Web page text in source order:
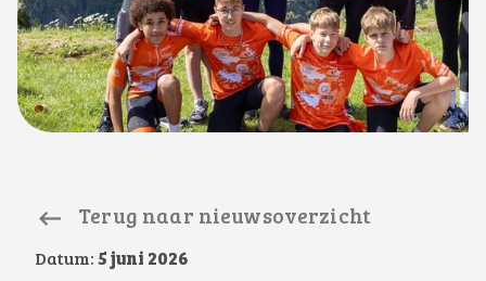
Terug naar nieuwsoverzicht
Datum: 5 juni 2026